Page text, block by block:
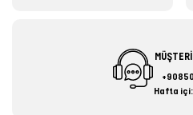
Hafta